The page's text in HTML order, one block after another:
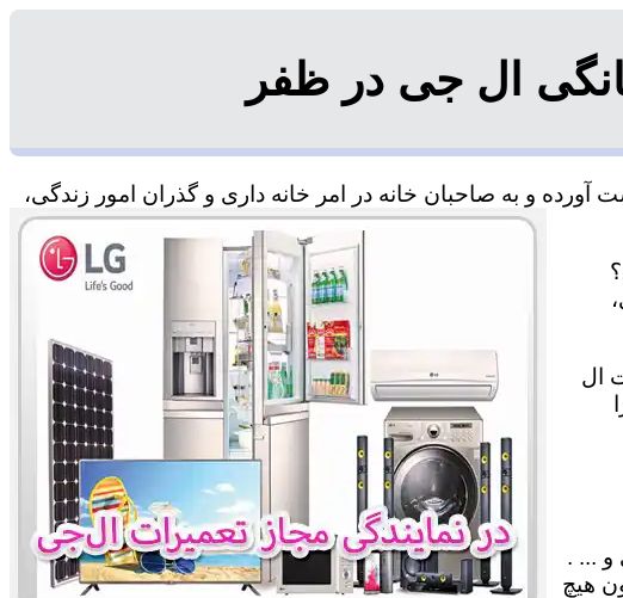
ال جی در ظفر
و به صاحبان خانه در امر خانه داری و گذران امور زندگی،
ال
و ... .
هیچ